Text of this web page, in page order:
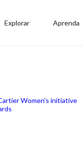
Explorar Aprenda